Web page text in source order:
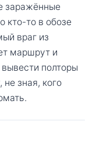
заражённые
кто-то в обозе
враг из
маршрут и
полторы
не зная, кого